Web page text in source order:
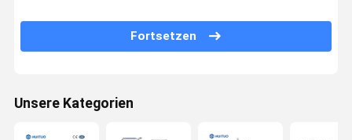
Shampoo-Flaschen-Füllmaschine
Handdesinfizierer-Füllmaschine
Fortsetzen
Unsere Kategorien